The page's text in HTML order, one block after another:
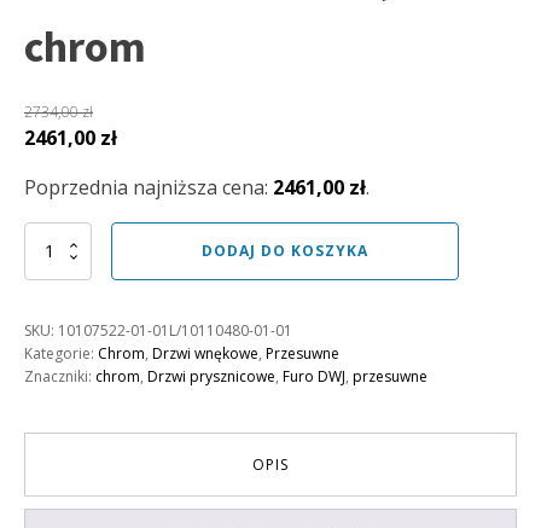
chrom
2734,00zł
Pierwotna
wynosiła:
2734,00 zł.
2461,00 złAktualna
wynosi:
2461,00 zł.
Poprzednia najniższa cena: 2461,00 zł.
ilość
lewe,
chrom
DODAJ DO KOSZYKA
SKU: 10107522-01-01L/10110480-01-01
Kategorie: Chrom, Drzwi wnękowe, Przesuwne
Znaczniki: chrom, Drzwi prysznicowe, Furo DWJ, przesuwne
OPIS